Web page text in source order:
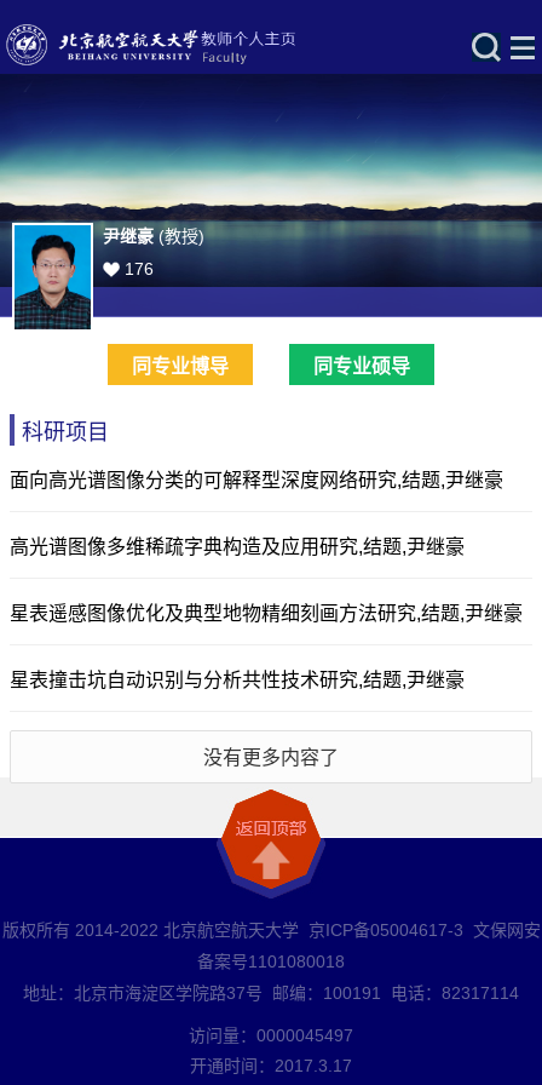
尹继豪(教授)
176
同专业博导 同专业硕导
科研项目
面向高光谱图像分类的可解释型深度网络研究,结题,尹继豪
高光谱图像多维稀疏字典构造及应用研究,结题,尹继豪
星表遥感图像优化及典型地物精细刻画方法研究,结题,尹继豪
星表撞击坑自动识别与分析共性技术研究,结题,尹继豪
没有更多内容了
版权所有 2014-2022 北京航空航天大学 京ICP备05004617-3 文保网安
备案号1101080018
地址：北京市海淀区学院路37号 邮编：100191 电话：82317114
访问量： 0000045497
开通时间： 2017 3 17